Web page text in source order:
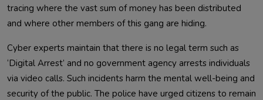
tracing where the vast sum of money has been distributed
and where other members of this gang are hiding.
Cyber experts maintain that there is no legal term such as
‘Digital Arrest’ and no government agency arrests individuals
via video calls. Such incidents harm the mental well-being and
security of the public. The police have urged citizens to remain